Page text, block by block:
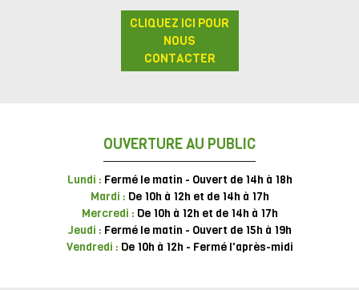
CLIQUEZ ICI POUR
NOUS
CONTACTER
OUVERTURE AU PUBLIC
Lundi : Fermé le matin - Ouvert de 14h à 18h
Mardi : De 10h à 12h et de 14h à 17h
Mercredi : De 10h à 12h et de 14h à 17h
Jeudi : Fermé le matin - Ouvert de 15h à 19h
Vendredi : De 10h à 12h - Fermé l'après-midi